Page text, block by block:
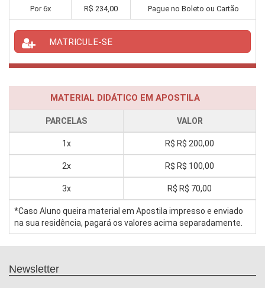
Por6x R$ 234,00 Pague no Boleto ou Cartão
MATRICULE-SE
MATERIAL DIDÁTICO EM APOSTILA
PARCELAS VALOR
1x R$ R$ 200,00
2x R$ R$ 100,00
3x R$ R$ 70,00
*Caso Aluno queira material em Apostila impresso e enviado
na sua residência, pagará os valores acima separadamente.
Newsletter